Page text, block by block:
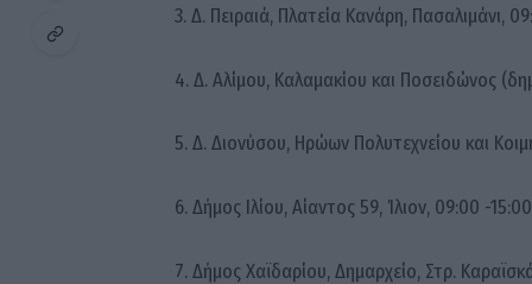
3. Δ. Πειραιά, Πλατεία Κανάρη, Πασαλιμάνι,
4. Δ. Αλίμου, Καλαμακίου και Ποσειδώνος
5. Δ. Διονύσου, Ηρώων Πολυτεχνείου και
6. Δήμος Ιλίου, Αίαντος 59, Ίλιον, 09:00 -15:00
7. Δήμος Χαϊδαρίου, Δημαρχείο, Στρ.